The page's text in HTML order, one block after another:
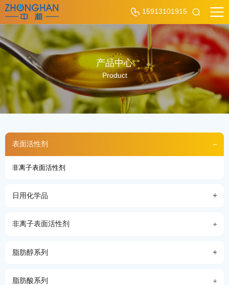
15913101915
产品中心
Product
表面活性剂
非离子表面活性剂
日用化学品
非离子表面活性剂
脂肪醇系列
脂肪酸系列